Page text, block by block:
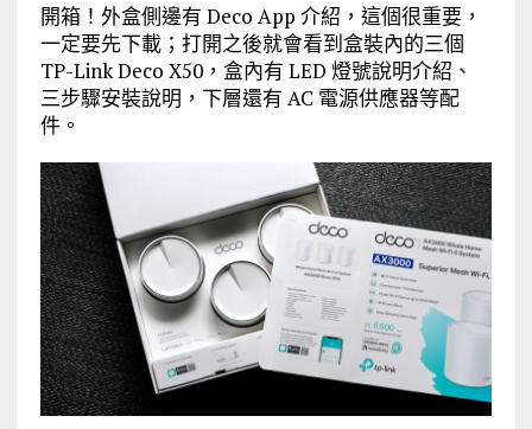
開箱！外盒側邊有 Deco App 介紹，這個很重要，
一定要先下載；打開之後就會看到盒裝內的三個
TP-Link Deco X50，盒內有 LED 燈號說明介紹、
三步驟安裝說明，下層還有 AC 電源供應器等配
件。